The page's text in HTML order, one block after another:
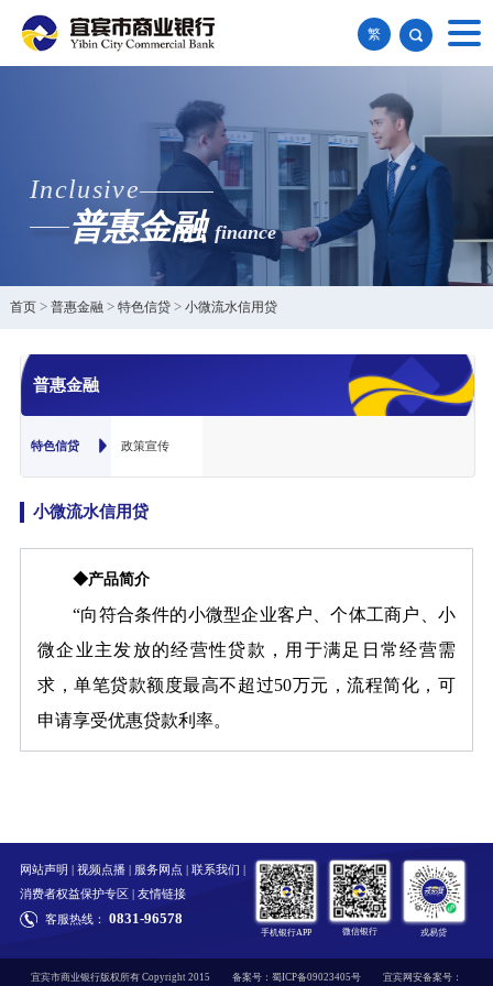
繁
Inclusive
普惠金融 finance
首页> 普惠金融> 特色信贷> 小微流水信用贷
普惠金融
特色信贷 政策宣传
小微流水信用贷
◆产品简介
“向符合条件的小微型企业客户、个体工商户、小
微企业主发放的经营性贷款，用于满足日常经营需
求，单笔贷款额度最高不超过50万元，流程简化，可
申请享受优惠贷款利率。
网站声明 | 视频点播 | 服务网点 | 联系我们 |
消费者权益保护专区 | 友情链接
客服热线：
0831-96578
手机银行APP 微信银行 戎易贷
宜宾市商业银行版权所有 Copyright 2015 备案号：蜀ICP备09023405号 宜宾网安备案号：